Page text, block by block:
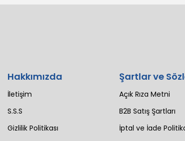
Hakkımızda
İletişim
S.S.S
Gizlilik Politikası
Şartlar ve
Açık Rıza Metni
B2B Satış Şartları
İptal ve İade